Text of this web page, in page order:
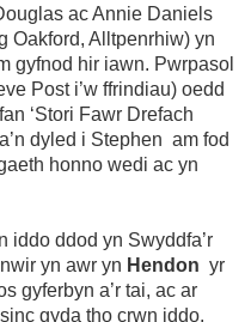
ac Annie Daniels
Oakford, Alltpenrhiw) yn
gyfnod hir iawn. Pwrpasol
Post i’w ffrindiau) oedd
‘Stori Fawr Drefach
dyled i Stephen am fod
honno wedi ac yn
iddo ddod yn Swyddfa’r
yn awr yn Hendon yr
gyferbyn a’r tai, ac ar
gyda tho crwn iddo.